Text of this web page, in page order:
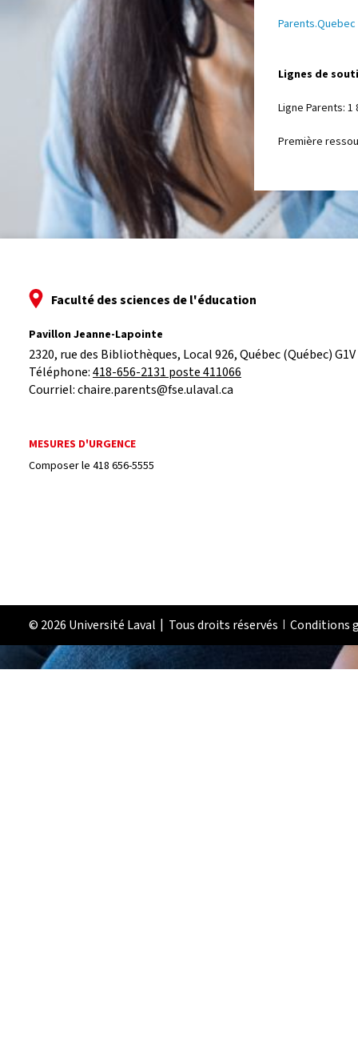
Parents.Quebec
Lignes de
Ligne Parents: 1
Première
Faculté des sciences de l'éducation
Pavillon Jeanne-Lapointe
2320, rue des Bibliothèques, Local 926, Québec (Québec)
Téléphone: 418-656-2131 poste 411066
Courriel:chaire.parents@fse.ulaval.ca
MESURES D'URGENCE
Composer le 418 656-5555
© 2026 Université Laval Tous droits réservés Conditions